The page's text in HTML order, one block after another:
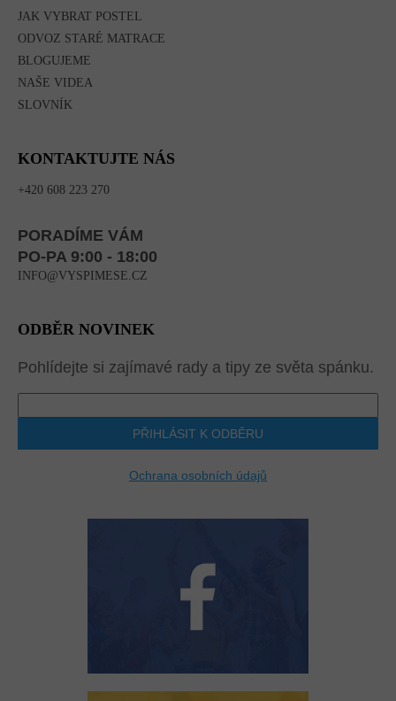
JAK VYBRAT POSTEL
ODVOZ STARÉ MATRACE
BLOGUJEME
NAŠE VIDEA
SLOVNÍK
KONTAKTUJTE NÁS
+420 608 223 270
PORADÍME VÁM
PO-PA 9:00 - 18:00
INFO@VYSPIMESE.CZ
ODBĚR NOVINEK
Pohlídejte si zajímavé rady a tipy ze světa spánku.
PŘIHLÁSIT K ODBĚRU
Ochrana osobních údajů